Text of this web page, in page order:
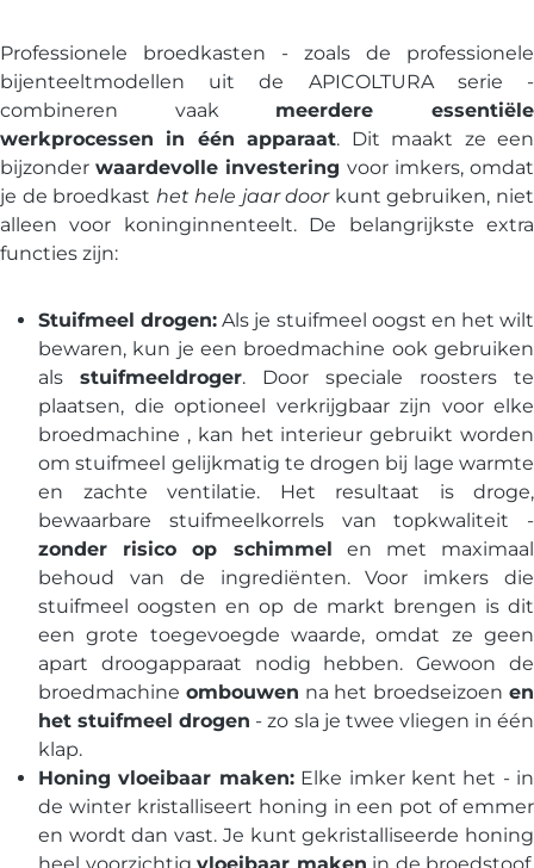
Professionele broedkasten - zoals de professionele
bijenteeltmodellen uit de APICOLTURA serie -
combineren vaak meerdere essentiële
werkprocessen in één apparaat. Dit maakt ze een
bijzonderwaardevolle investering voor imkers, omdat
je de broedkast het hele jaar doorkunt gebruiken, niet
alleen voor koninginnenteelt. De belangrijkste extra
functies zijn:
Stuifmeel drogen: Als je stuifmeel oogst en het wilt
bewaren, kun je een broedmachine ook gebruiken
als stuifmeeldroger. Door speciale roosters te
plaatsen, die optioneel verkrijgbaar zijn voor elke
broedmachine , kan het interieur gebruikt worden
om stuifmeel gelijkmatig te drogen bij lage warmte
en zachte ventilatie. Het resultaat is droge,
bewaarbare stuifmeelkorrels van topkwaliteit -
zonder risico op schimmel en met maximaal
behoud van de ingrediënten. Voor imkers die
stuifmeel oogsten en op de markt brengen is dit
een grote toegevoegde waarde, omdat ze geen
apart droogapparaat nodig hebben. Gewoon de
broedmachine ombouwen na het broedseizoenen
het stuifmeel drogen - zo sla je twee vliegen in één
klap.
Honing vloeibaar maken:Elke imker kent het - in
de winter kristalliseert honing in een pot of emmer
en wordt dan vast. Je kunt gekristalliseerde honing